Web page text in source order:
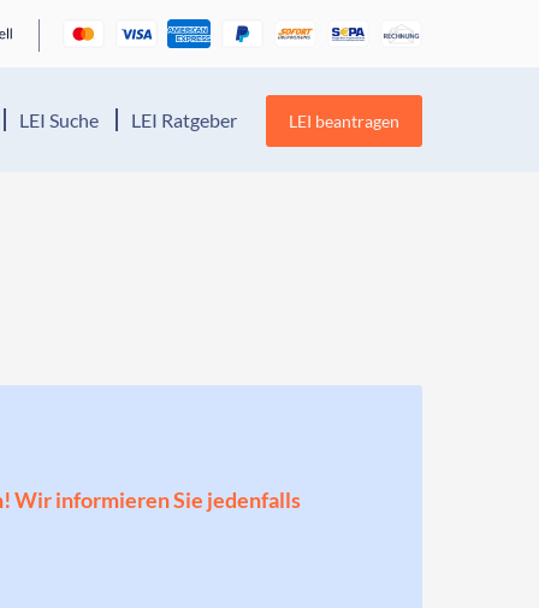
LEI Suche LEI Ratgeber LEI beantragen
Wir informieren Sie jedenfalls